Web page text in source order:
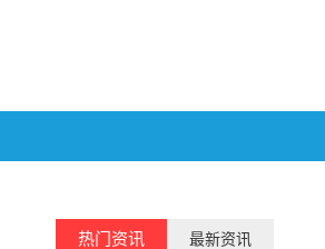
热门资讯 最新资讯